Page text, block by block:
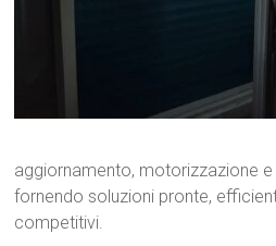
aggiornamento, motorizzazione e
fornendo soluzioni pronte,
competitivi.